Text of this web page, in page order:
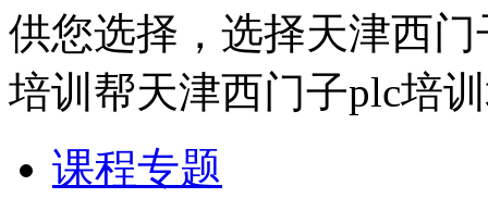
供您选择，选择天津西
培训帮天津西门子plc培
课程专题